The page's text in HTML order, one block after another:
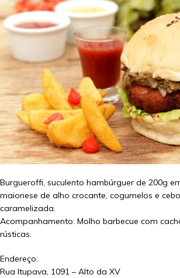
Burgueroffi, suculento hambúrguer de 200g
maionese de alho crocante, cogumelos e
caramelizada.
Acompanhamento: Molho barbecue com
rústicas.
Endereço:
Rua Itupava, 1091 – Alto da XV